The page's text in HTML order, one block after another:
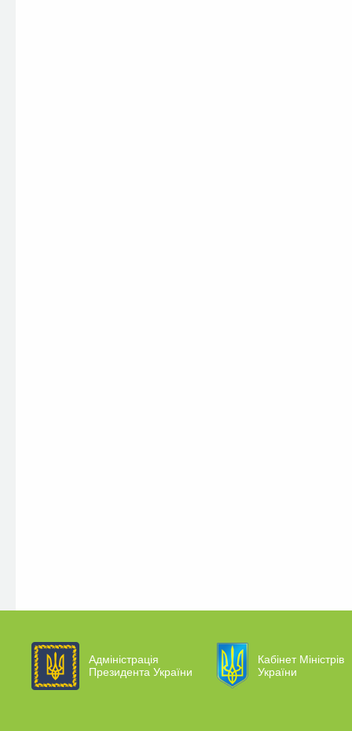
Адміністрація
Президента України
Кабінет Міністрів
України